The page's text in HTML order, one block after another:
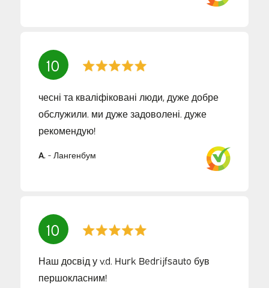
10
чесні та кваліфіковані люди, дуже добре
обслужили. ми дуже задоволені. дуже
рекомендую!
A.- Лангенбум
10
Наш досвід у v.d. Hurk Bedrijfsauto був
першокласним!